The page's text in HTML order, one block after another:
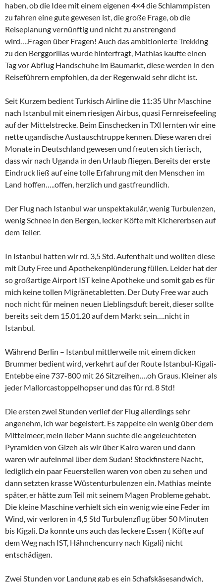
haben, ob die Idee mit einem eigenen 4×4 die Schlammpisten
zu fahren eine gute gewesen ist, die große Frage, ob die
Reiseplanung vernünftig und nicht zu anstrengend
wird….Fragen über Fragen! Auch das ambitionierte Trekking
zu den Berggorillas wurde hinterfragt, Mathias kaufte einen
Tag vor Abflug Handschuhe im Baumarkt, diese werden in den
Reiseführern empfohlen, da der Regenwald sehr dicht ist.
Seit Kurzem bedient Turkisch Airline die 11:35 Uhr Maschine
nach Istanbul mit einem riesigen Airbus, quasi Fernreisefeeling
auf der Mittelstrecke. Beim Einschecken in TXl lernten wir eine
nette ugandische Austauschtruppe kennen. Diese waren drei
Monate in Deutschland gewesen und freuten sich tierisch,
dass wir nach Uganda in den Urlaub fliegen. Bereits der erste
Eindruck ließ auf eine tolle Erfahrung mit den Menschen im
Land hoffen…..offen, herzlich und gastfreundlich.
Der Flug nach Istanbul war unspektakulär, wenig Turbulenzen,
wenig Schnee in den Bergen, lecker Köfte mit Kichererbsen auf
dem Teller.
In Istanbul hatten wir rd. 3,5 Std. Aufenthalt und wollten diese
mit Duty Free und Apothekenplünderung füllen. Leider hat der
so großartige Airport IST keine Apotheke und somit gab es für
mich keine tollen Migränetabletten. Der Duty Free war auch
noch nicht für meinen neuen Lieblingsduft bereit, dieser sollte
bereits seit dem 15.01.20 auf dem Markt sein….nicht in
Istanbul.
Während Berlin – Istanbul mittlerweile mit einem dicken
Brummer bedient wird, verkehrt auf der Route Istanbul-Kigali-
Entebbe eine 737-800 mit 26 Sitzreihen….oh Graus. Kleiner als
jeder Mallorcastoppelhopser und das für rd. 8 Std!
Die ersten zwei Stunden verlief der Flug allerdings sehr
angenehm, ich war begeistert. Es zappelte ein wenig über dem
Mittelmeer, mein lieber Mann suchte die angeleuchteten
Pyramiden von Gizeh als wir über Kairo waren und dann
waren wir aufeinmal über dem Sudan! Stockfinstere Nacht,
lediglich ein paar Feuerstellen waren von oben zu sehen und
dann setzten krasse Wüstenturbulenzen ein. Mathias meinte
später, er hätte zum Teil mit seinem Magen Probleme gehabt.
Die kleine Maschine verhielt sich ein wenig wie eine Feder im
Wind, wir verloren in 4,5 Std Turbulenzflug über 50 Minuten
bis Kigali. Da konnte uns auch das leckere Essen ( Köfte auf
dem Weg nach IST, Hähnchencurry nach Kigali) nicht
entschädigen.
Zwei Stunden vor Landung gab es ein Schafskäsesandwich,